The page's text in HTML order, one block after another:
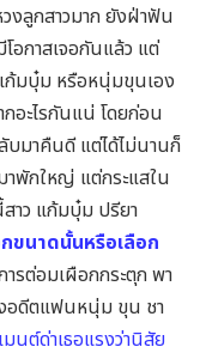
งลูกสาวมาก ยังฝ่าฟัน
กาสเจอกันแล้ว แต่
ก้มบุ๋ม หรือหนุ่มขุนเอง
กอะไรกันแน่ โดยก่อน
มาคืนดี แต่ได้ไม่นานก็
าพักใหญ่ แต่กระแสใน
าว แก้มบุ๋ม ปรียา
ขนาดนั้นหรือเลือก
รต่อมเผือกกระตุก พา
งอดีตแฟนหนุ่ม ขุน ชา
มนต์ด่าเธอแรงว่านิสัย